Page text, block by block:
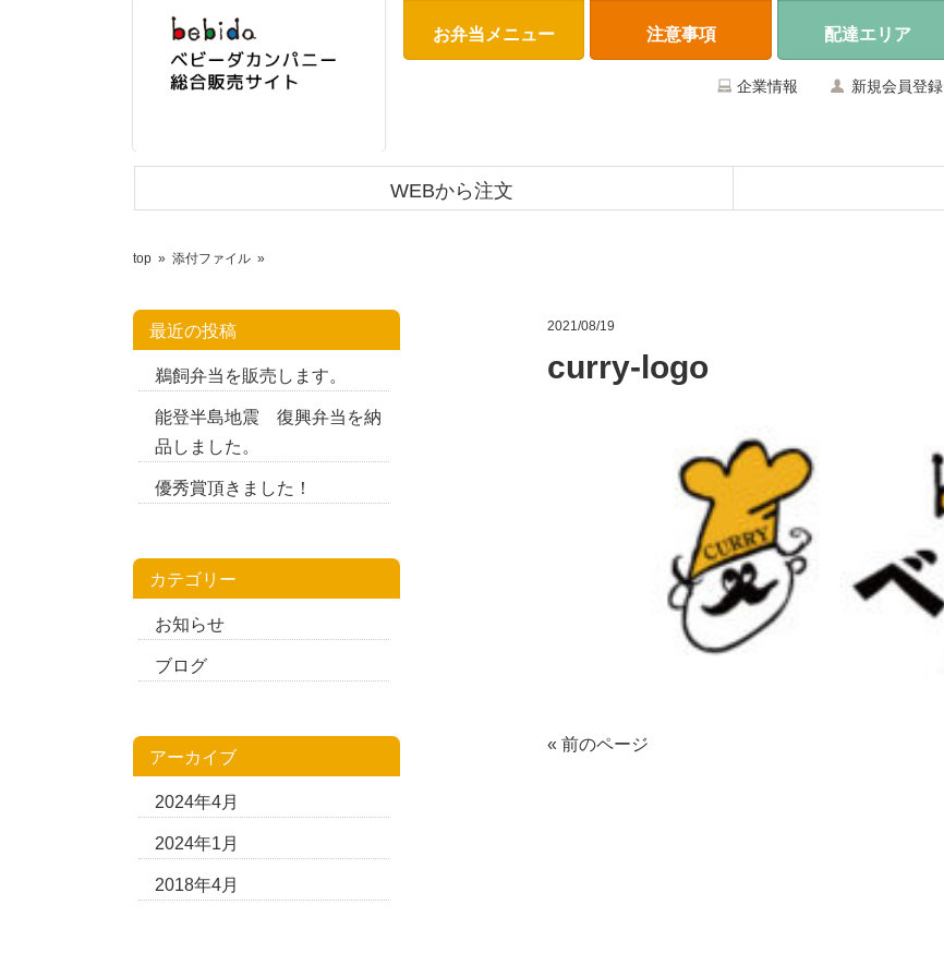
お弁当メニュー 注意事項 配達エリア
企業情報 新規会員登録
WEBから注文
top » 添付ファイル »
2021/08/19
curry-logo
« 前のページ
最近の投稿
鵜飼弁当を販売します。
能登半島地震 復興弁当を納
品しました。
優秀賞頂きました！
カテゴリー
お知らせ
ブログ
アーカイブ
2024年4月
2024年1月
2018年4月